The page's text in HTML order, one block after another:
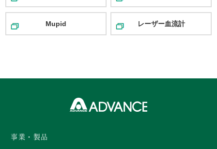
Mupid レーザー血流計
事業・製品